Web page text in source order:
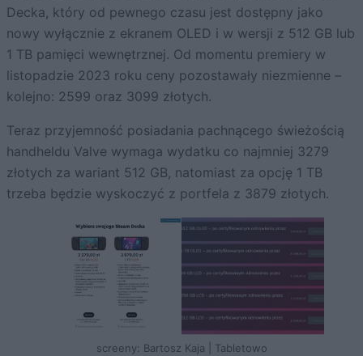
Decka, który od pewnego czasu jest dostępny jako
nowy wyłącznie z ekranem OLED i w wersji z 512 GB lub
1 TB pamięci wewnętrznej. Od momentu premiery w
listopadzie 2023 roku ceny pozostawały niezmienne –
kolejno: 2599 oraz 3099 złotych.
Teraz przyjemność posiadania pachnącego świeżością
handheldu Valve wymaga wydatku co najmniej 3279
złotych za wariant 512 GB, natomiast za opcję 1 TB
trzeba będzie wyskoczyć z portfela z 3879 złotych.
screeny: Bartosz Kaja | Tabletowo